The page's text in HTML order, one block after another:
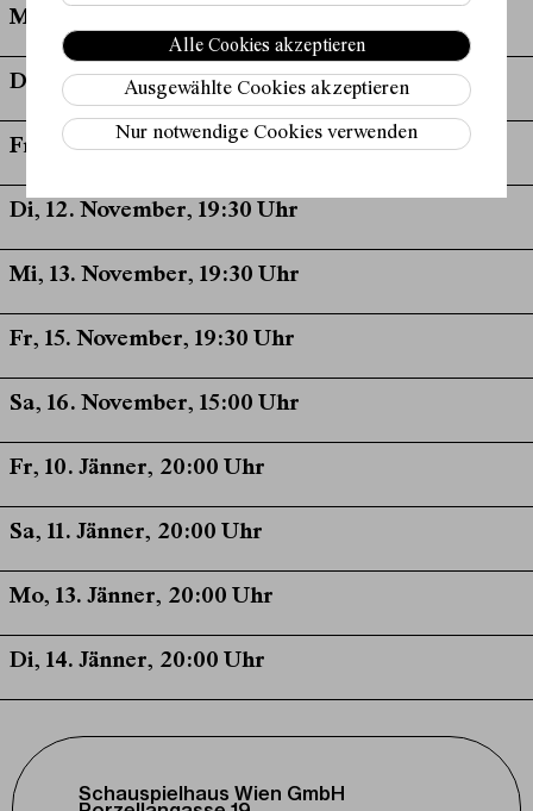
Mi, 06. November, 19:30 Uhr
Do, 07. November, 19:30 Uhr
Fr, 08. November, 11:00 Uhr
Di, 12. November, 19:30 Uhr
Mi, 13. November, 19:30 Uhr
Fr, 15. November, 19:30 Uhr
Sa, 16. November, 15:00 Uhr
Fr, 10. Jänner, 20:00 Uhr
Sa, 11. Jänner, 20:00 Uhr
Mo, 13. Jänner, 20:00 Uhr
Di, 14. Jänner, 20:00 Uhr
Schauspielhaus Wien GmbH
Alle Cookies akzeptieren
Ausgewählte Cookies akzeptieren
Nur notwendige Cookies verwenden